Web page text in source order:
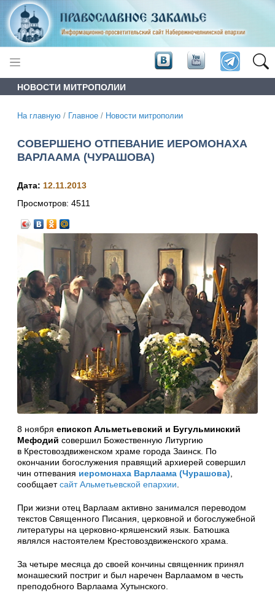
НОВОСТИ МИТРОПОЛИИ
На главную / Главное / Новости митрополии
СОВЕРШЕНО ОТПЕВАНИЕ ИЕРОМОНАХА
ВАРЛААМА (ЧУРАШОВА)
Дата: 12.11.2013
Просмотров: 4511
8 ноября епископ Альметьевский и Бугульминский
Мефодий совершил Божественную Литургию
в Крестовоздвиженском храме города Заинск. По
окончании богослужения правящий архиерей совершил
чин отпевания иеромонаха Варлаама (Чурашова)
сообщаетсайт Альметьевской епархии
При жизни отец Варлаам активно занимался переводом
текстов Священного Писания, церковной и богослужебной
литературы на церковно-кряшенский язык. Батюшка
являлся настоятелем Крестовоздвиженского храма.
За четыре месяца до своей кончины священник принял
монашеский постриг и был наречен Варлаамом в честь
преподобного Варлаама Хутынского.